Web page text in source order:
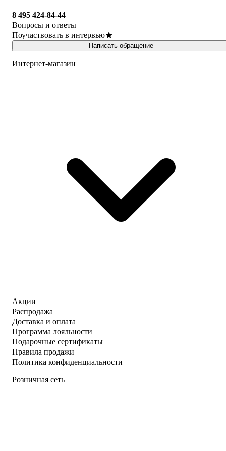
8 495 424-84-44
Вопросы и ответы
Поучаствовать в интервью
Написать обращение
Интернет-магазин
Акции
Распродажа
Доставка и оплата
Программа лояльности
Подарочные сертификаты
Правила продажи
Политика конфиденциальности
Розничная сеть